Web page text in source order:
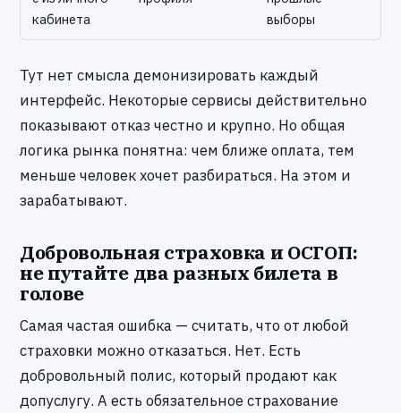
кабинета
выборы
Тут нет смысла демонизировать каждый
интерфейс. Некоторые сервисы действительно
показывают отказ честно и крупно. Но общая
логика рынка понятна: чем ближе оплата, тем
меньше человек хочет разбираться. На этом и
зарабатывают.
Добровольная страховка и ОСГОП:
не путайте два разных билета в
голове
Самая частая ошибка — считать, что от любой
страховки можно отказаться. Нет. Есть
добровольный полис, который продают как
допуслугу. А есть обязательное страхование